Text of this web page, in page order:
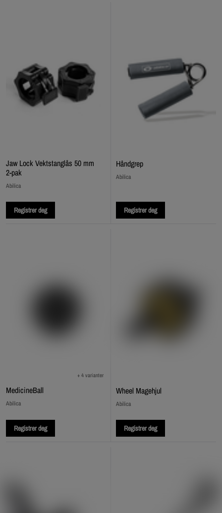
Jaw Lock Vektstanglås 50 mm
2-pak
Abilica
Registrer deg
Håndgrep
Abilica
Registrer deg
MedicineBall
+ 4 varianter
Abilica
Registrer deg
Wheel Magehjul
Abilica
Registrer deg